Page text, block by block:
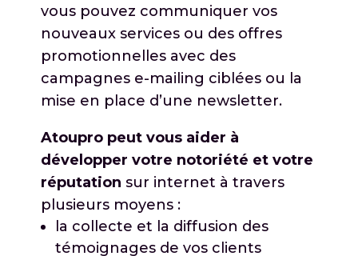
vous pouvez communiquer vos
nouveaux services ou des offres
promotionnelles avec des
campagnes e-mailing ciblées ou la
mise en place d’une newsletter.
Atoupro peut vous aider à
développer votre notoriété et votre
réputation sur internet à travers
plusieurs moyens :
la collecte et la diffusion des
témoignages de vos clients